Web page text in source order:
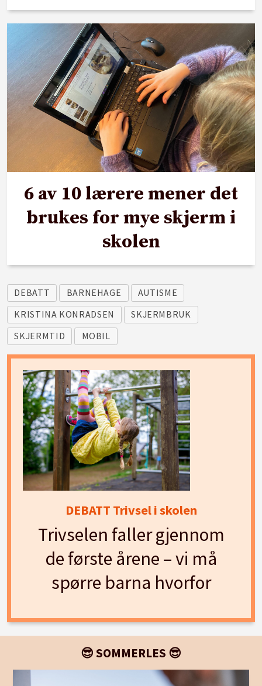
6 av 10 lærere mener det
brukes for mye skjerm i
skolen
DEBATT BARNEHAGE
AUTISME
KRISTINA KONRADSEN
SKJERMBRUK
SKJERMTID
MOBIL
DEBATT Trivsel i skolen
Trivselen faller gjennom
de første årene – vi må
spørre barna hvorfor
😎 SOMMERLES 😎